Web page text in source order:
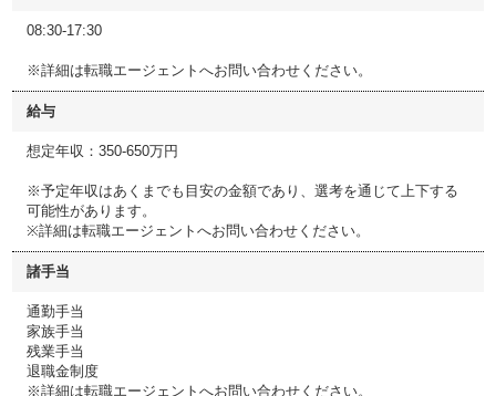
08:30-17:30
※詳細は転職エージェントへお問い合わせください。
給与
想定年収：350-650万円
※予定年収はあくまでも目安の金額であり、選考を通じて上下する
可能性があります。
※詳細は転職エージェントへお問い合わせください。
諸手当
通勤手当
家族手当
残業手当
退職金制度
※詳細は転職エージェントへお問い合わせください。